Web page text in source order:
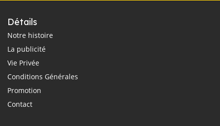
Détails
Notre histoire
La publicité
Vie Privée
Conditions Générales
Promotion
Contact